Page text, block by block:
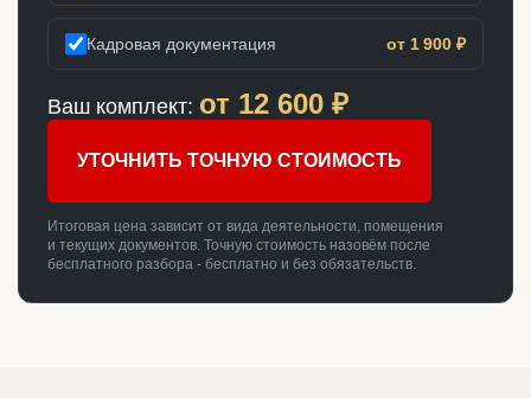
Кадровая документация от 1 900 ₽
Ваш комплект: от 12 600 ₽
УТОЧНИТЬ ТОЧНУЮ СТОИМОСТЬ
Итоговая цена зависит от вида деятельности, помещения
и текущих документов. Точную стоимость назовём после
бесплатного разбора - бесплатно и без обязательств.